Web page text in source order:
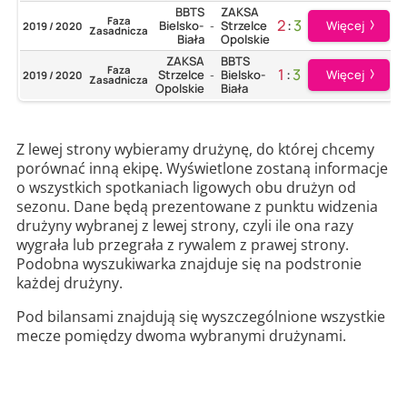
2019 / 2020 Faza
Zasadnicza
BBTS
Bielsko-
Biała
-
ZAKSA
Strzelce
Opolskie
2:3 Więcej
2019 / 2020 Faza
Zasadnicza
ZAKSA
Strzelce
Opolskie
-
BBTS
Bielsko-
Biała
1 :3 Więcej
Z lewej strony wybieramy drużynę, do której chcemy
porównać inną ekipę. Wyświetlone zostaną informacje
o wszystkich spotkaniach ligowych obu drużyn od
sezonu. Dane będą prezentowane z punktu widzenia
drużyny wybranej z lewej strony, czyli ile ona razy
wygrała lub przegrała z rywalem z prawej strony.
Podobna wyszukiwarka znajduje się na podstronie
każdej drużyny.
Pod bilansami znajdują się wyszczególnione wszystkie
mecze pomiędzy dwoma wybranymi drużynami.